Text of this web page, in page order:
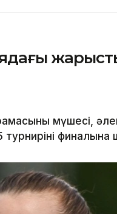
мүшесі,
финалына